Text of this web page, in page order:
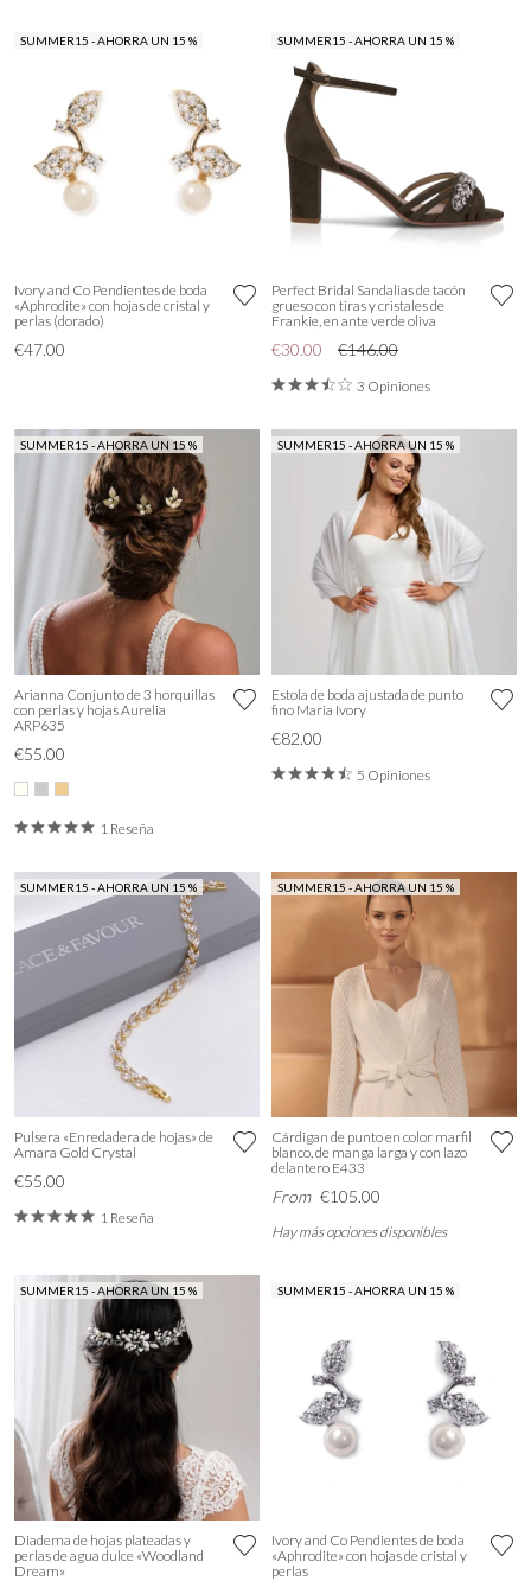
SUMMER15 - AHORRA UN 15 %
Ivory and Co Pendientes de boda
«Aphrodite» con hojas de cristal y
perlas (dorado)
€47.00
SUMMER15 - AHORRA UN 15 %
Perfect Bridal Sandalias de tacón
grueso con tiras y cristales de
Frankie, en ante verde oliva
€30.00 €146.00
3 Opiniones
SUMMER15 - AHORRA UN 15 %
Arianna Conjunto de 3 horquillas
con perlas y hojas Aurelia
ARP635
€55.00
1 Reseña
SUMMER15 - AHORRA UN 15 %
Estola de boda ajustada de punto
fino Maria Ivory
€82.00
5 Opiniones
SUMMER15 - AHORRA UN 15 %
Pulsera «Enredadera de hojas» de
Amara Gold Crystal
€55.00
1 Reseña
SUMMER15 - AHORRA UN 15 %
Cárdigan de punto en color marfil
blanco, de manga larga y con lazo
delantero E433
From €105.00
Hay más opciones disponibles
SUMMER15 - AHORRA UN 15 %
Diadema de hojas plateadas y
perlas de agua dulce «Woodland
Dream»
SUMMER15 - AHORRA UN 15 %
Ivory and Co Pendientes de boda
«Aphrodite» con hojas de cristal y
perlas